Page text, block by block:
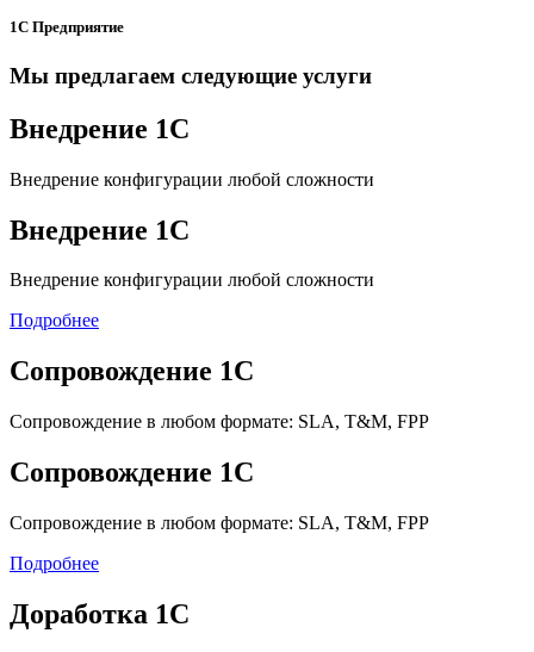
1С Предприятие
Мы предлагаем следующие услуги
Внедрение 1С
Внедрение конфигурации любой сложности
Внедрение 1С
Внедрение конфигурации любой сложности
Подробнее
Сопровождение 1С
Сопровождение в любом формате: SLA, T&M, FPP
Сопровождение 1С
Сопровождение в любом формате: SLA, T&M, FPP
Подробнее
Доработка 1С